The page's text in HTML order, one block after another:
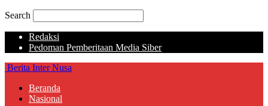
Search
Redaksi
Pedoman Pemberitaan Media Siber
Berita Inter Nusa
Beranda
Nasional